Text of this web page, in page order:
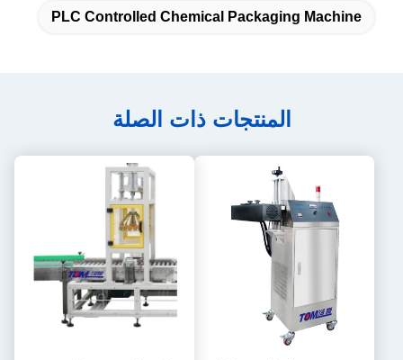
PLC Controlled Chemical Packaging Machine
المنتجات ذات الصلة